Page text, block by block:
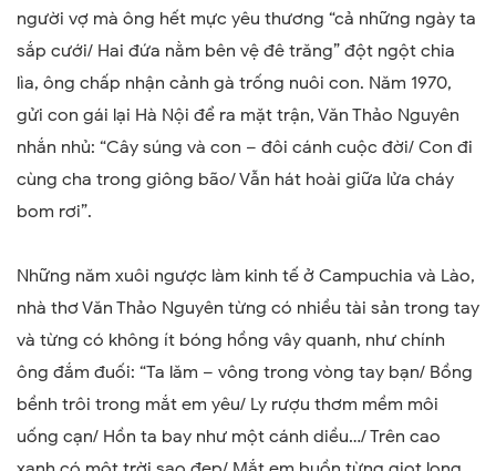
người vợ mà ông hết mực yêu thương “cả những ngày ta
sắp cưới/ Hai đứa nằm bên vệ đê trăng” đột ngột chia
lìa, ông chấp nhận cảnh gà trống nuôi con. Năm 1970,
gửi con gái lại Hà Nội để ra mặt trận, Văn Thảo Nguyên
nhắn nhủ: “Cây súng và con – đôi cánh cuộc đời/ Con đi
cùng cha trong giông bão/ Vẫn hát hoài giữa lửa cháy
bom rơi”.
Những năm xuôi ngược làm kinh tế ở Campuchia và Lào,
nhà thơ Văn Thảo Nguyên từng có nhiều tài sản trong tay
và từng có không ít bóng hồng vây quanh, như chính
ông đắm đuối: “Ta lăm – vông trong vòng tay bạn/ Bồng
bềnh trôi trong mắt em yêu/ Ly rượu thơm mềm môi
uống cạn/ Hồn ta bay như một cánh diều…/Trên cao